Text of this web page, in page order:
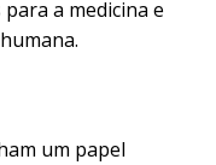
a medicina e
um papel